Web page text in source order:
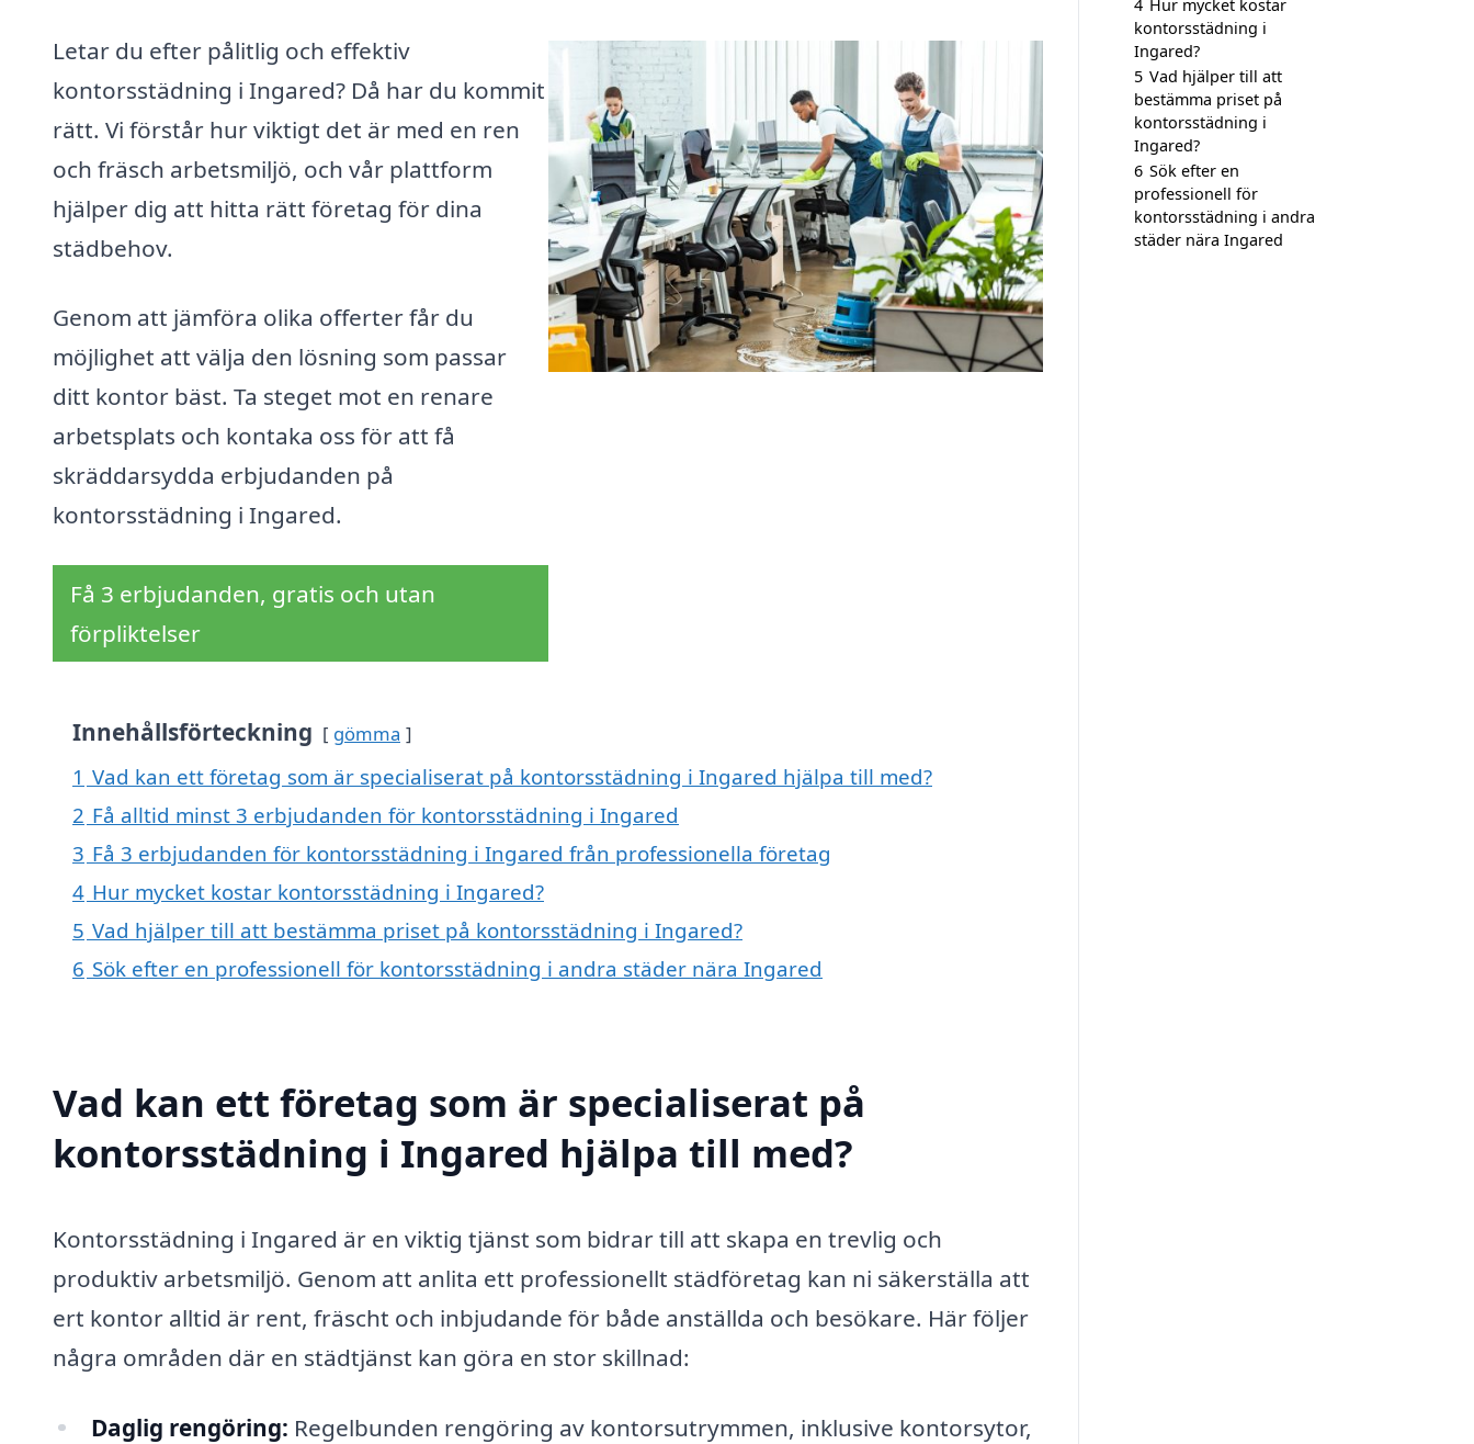
Letar du efter pålitlig och effektiv
kontorsstädning i Ingared? Då har du kommit
rätt. Vi förstår hur viktigt det är med en ren
och fräsch arbetsmiljö, och vår plattform
hjälper dig att hitta rätt företag för dina
städbehov.
Genom att jämföra olika offerter får du
möjlighet att välja den lösning som passar
ditt kontor bäst. Ta steget mot en renare
arbetsplats och kontaka oss för att få
skräddarsydda erbjudanden på
kontorsstädning i Ingared.
Få 3 erbjudanden, gratis och utan
förpliktelser
Innehållsförteckning gömma
1 Vad kan ett företag som är specialiserat på kontorsstädning i Ingared hjälpa till med?
2 Få alltid minst 3 erbjudanden för kontorsstädning i Ingared
3 Få 3 erbjudanden för kontorsstädning i Ingared från professionella företag
4 Hur mycket kostar kontorsstädning i Ingared?
5 Vad hjälper till att bestämma priset på kontorsstädning i Ingared?
6 Sök efter en professionell för kontorsstädning i andra städer nära Ingared
Vad kan ett företag som är specialiserat på
kontorsstädning i Ingared hjälpa till med?
Kontorsstädning i Ingared är en viktig tjänst som bidrar till att skapa en trevlig och
produktiv arbetsmiljö. Genom att anlita ett professionellt städföretag kan ni säkerställa att
ert kontor alltid är rent, fräscht och inbjudande för både anställda och besökare. Här följer
några områden där en städtjänst kan göra en stor skillnad:
Daglig rengöring: Regelbunden rengöring av kontorsutrymmen, inklusive kontorsytor,
4 Hur mycket kostar
kontorsstädning i
Ingared?
5 Vad hjälper till att
bestämma priset på
kontorsstädning i
Ingared?
6 Sök efter en
professionell för
kontorsstädning i andra
städer nära Ingared